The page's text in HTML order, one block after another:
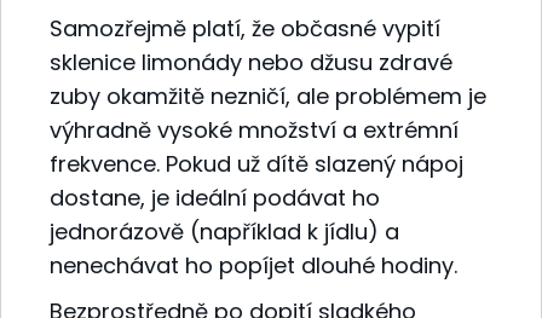
Samozřejmě platí, že občasné vypití
sklenice limonády nebo džusu zdravé
zuby okamžitě nezničí, ale problémem je
výhradně vysoké množství a extrémní
frekvence. Pokud už dítě slazený nápoj
dostane, je ideální podávat ho
jednorázově (například k jídlu) a
nenechávat ho popíjet dlouhé hodiny.
Bezprostředně po dopití sladkého